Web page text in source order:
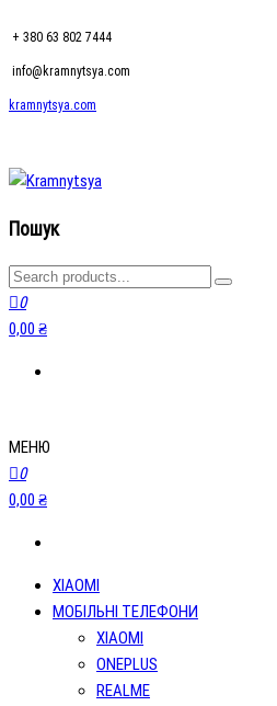
+ 380 63 802 7444
info@kramnytsya.com
kramnytsya.com
kramnytsya.com
Розумний вибір
Пошук
0
0,00 ₴
МЕНЮ
0
0,00 ₴
XIAOMI
МОБІЛЬНІ ТЕЛЕФОНИ
XIAOMI
ONEPLUS
REALME